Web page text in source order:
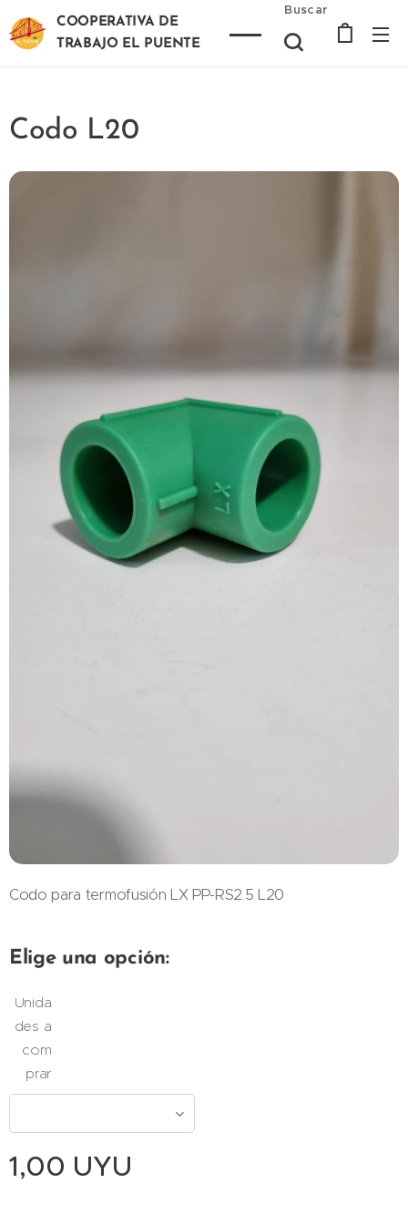
COOPERATIVA DE
TRABAJO EL PUENTE
Buscar
Codo L20
Codo para termofusión LX PP-RS2.5 L20
Elige una opción:
Unida
des a
com
prar
1,00 UYU